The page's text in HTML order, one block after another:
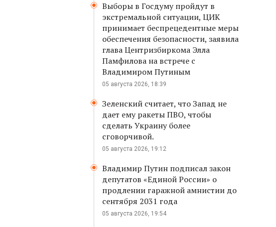
Выборы в Госдуму пройдут в
экстремальной ситуации, ЦИК
принимает беспрецедентные меры
обеспечения безопасности, заявила
глава Центризбиркома Элла
Памфилова на встрече с
Владимиром Путиным
05 августа 2026, 18:39
Зеленский считает, что Запад не
дает ему ракеты ПВО, чтобы
сделать Украину более
сговорчивой.
05 августа 2026, 19:12
Владимир Путин подписал закон
депутатов «Единой России» о
продлении гаражной амнистии до
сентября 2031 года
05 августа 2026, 19:54